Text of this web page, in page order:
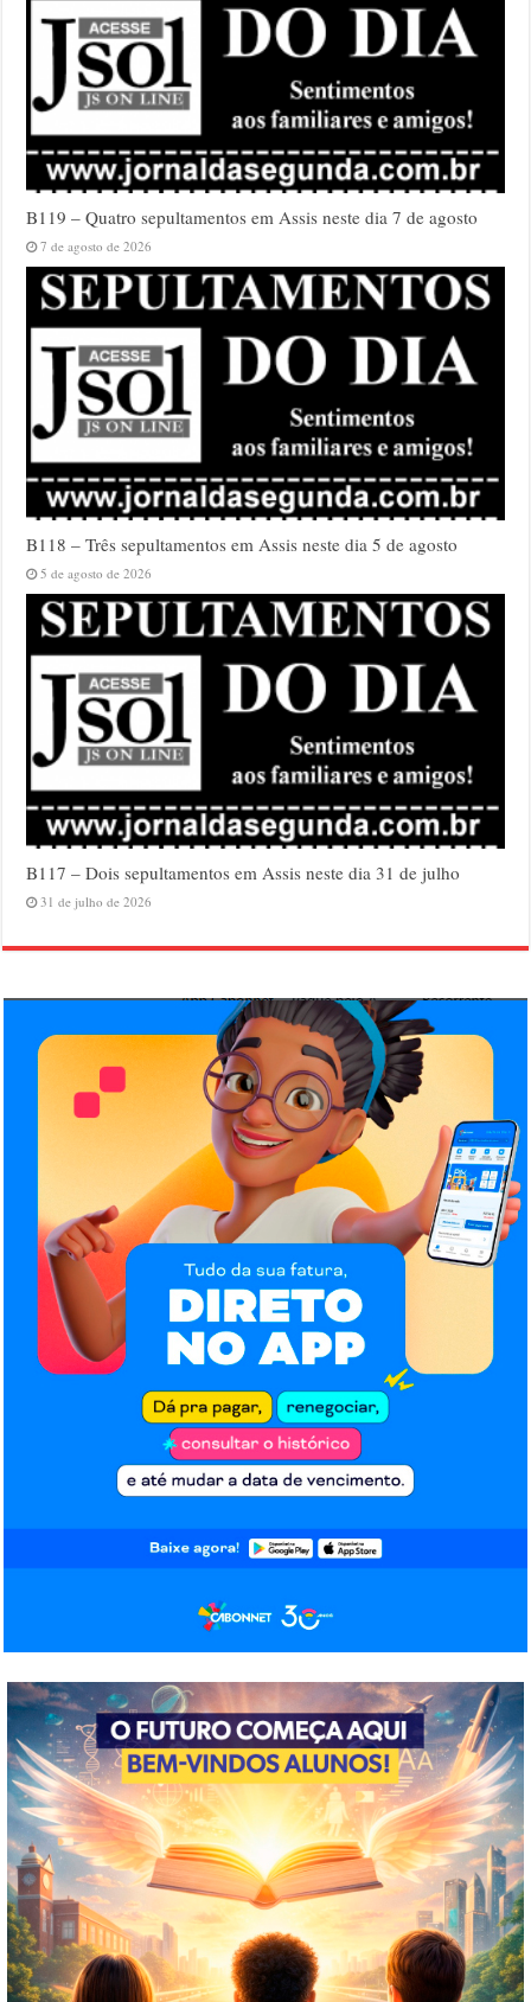
B119 – Quatro sepultamentos em Assis neste dia 7 de agosto
7 de agosto de 2026
B118 – Três sepultamentos em Assis neste dia 5 de agosto
5 de agosto de 2026
B117 – Dois sepultamentos em Assis neste dia 31 de julho
31 de julho de 2026